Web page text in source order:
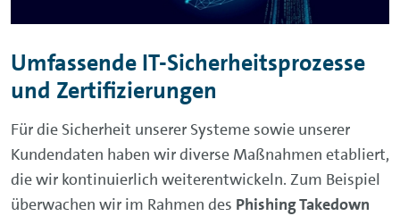
Umfassende IT-Sicherheitsprozesse
und Zertifizierungen
Für die Sicherheit unserer Systeme sowie unserer
Kundendaten haben wir diverse Maßnahmen etabliert,
die wir kontinuierlich weiterentwickeln. Zum Beispiel
überwachen wir im Rahmen des Phishing Takedown